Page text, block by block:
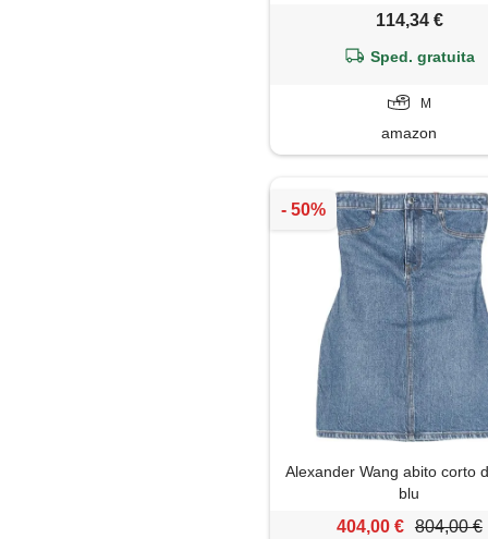
114,34 €
Sped. gratuita
M
amazon
Alexander Wang abito corto
blu
404,00 € 804,00 €